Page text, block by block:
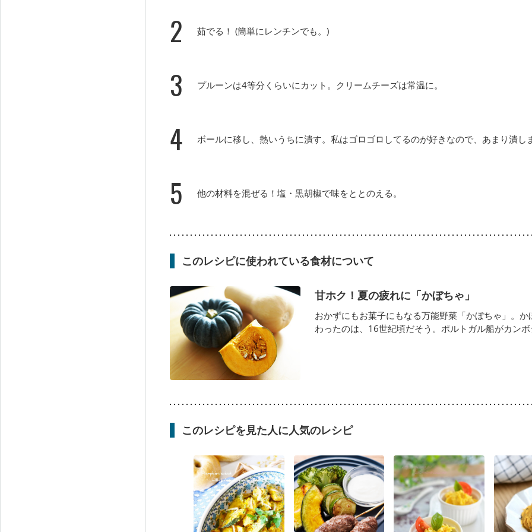
2 茹でる！ (簡単にレンチンでも。)
3 プルーンは4等分くらいにカット。クリームチーズは常温に。
4 ボールに移し、熱いうちに潰す。私はゴロゴロしてるのが好きなので、あまり潰し
5 他の材料を混ぜる！塩・黒胡椒で味をととのえる。
このレシピに使われている食材について
甘ホク！夏の疲れに「かぼちゃ」
おかずにもお菓子にもなる万能野菜「かぼちゃ」。
わったのは、16世紀頃だそう。ポルトガル船がカン
このレシピを見た人に人気のレシピ